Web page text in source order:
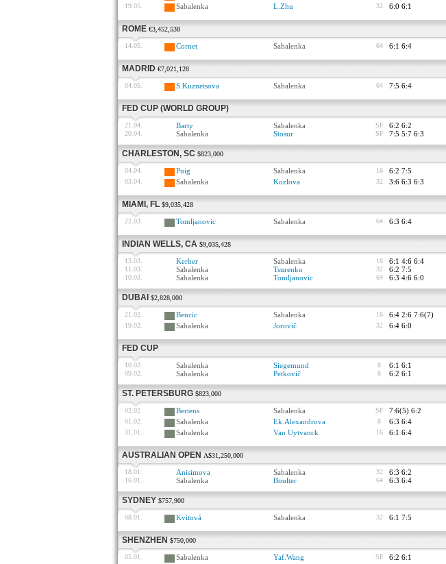
19.05. Sabalenka L.Zhu 32 6:0 6:1
ROME €3,452,538
14.05. Cornet Sabalenka 64 6:1 6:4
MADRID €7,021,128
04.05. S.Kuznetsova Sabalenka 64 7:5 6:4
FED CUP (WORLD GROUP)
21.04. Barty Sabalenka SF 6:2 6:2
20.04. Sabalenka Stosur SF 7:5 5:7 6:3
CHARLESTON, SC $823,000
04.04. Puig Sabalenka 16 6:2 7:5
03.04. Sabalenka Kozlova 32 3:6 6:3 6:3
MIAMI, FL $9,035,428
22.03. Tomljanovic Sabalenka 64 6:3 6:4
INDIAN WELLS, CA $9,035,428
13.03. Kerber Sabalenka 16 6:1 4:6 6:4
11.03. Sabalenka Tsurenko 32 6:2 7:5
10.03. Sabalenka Tomljanovic 64 6:3 4:6 6:0
DUBAI $2,828,000
21.02. Bencic Sabalenka 16 6:4 2:6 7:6(7)
19.02. Sabalenka Jorovič 32 6:4 6:0
FED CUP
10.02. Sabalenka Siegemund 8 6:1 6:1
09.02. Sabalenka Petkovič 8 6:2 6:1
ST. PETERSBURG $823,000
02.02. Bertens Sabalenka SF 7:6(5) 6:2
01.02. Sabalenka Ek.Alexandrova 8 6:3 6:4
31.01. Sabalenka Van Uytvanck 16 6:1 6:4
AUSTRALIAN OPEN A$31,250,000
18.01. Anisimova Sabalenka 32 6:3 6:2
16.01. Sabalenka Boulter 64 6:3 6:4
SYDNEY $757,900
08.01. Kvitová Sabalenka 32 6:1 7:5
SHENZHEN $750,000
05.01. Sabalenka Yaf.Wang SF 6:2 6:1